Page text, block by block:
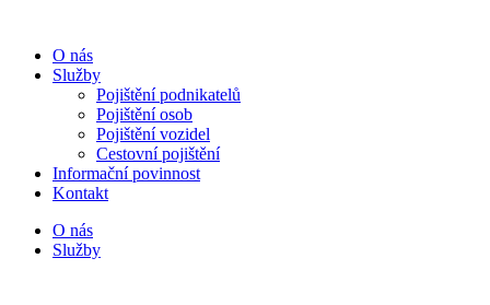
O nás
Služby
Pojištění podnikatelů
Pojištění osob
Pojištění vozidel
Cestovní pojištění
Informační povinnost
Kontakt
O nás
Služby